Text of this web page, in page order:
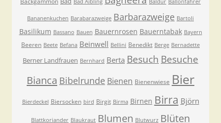
Bad Aibling Baldur Ballonfahrer
Bananenkuchen Barabarazweige Barbarazweige Bartoli
Basilikum Bassano Bauen Bauernrosen Bauerntabak Bayern
Beeren Beete Befana Beinwell Bellini Benedikt Berge Bernadette
Berner Landfrauen Bernhard Berta Besuch Besuche
Bianca Bibelrunde Bienen Bienenwiese Bier
Bierdeckel Biersocken bird Birgit Birma Birnen Birra Björn
Blattkoriander Blaukraut Blumen Blutwurz Blüten